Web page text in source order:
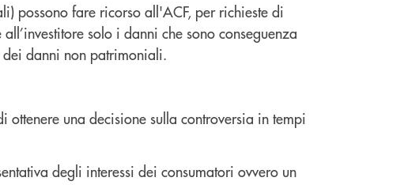
possono fare ricorso all'ACF, per richieste di
solo i danni che sono conseguenza
danni non patrimoniali.
ottenere una decisione sulla controversia in tempi
degli interessi dei consumatori ovvero un